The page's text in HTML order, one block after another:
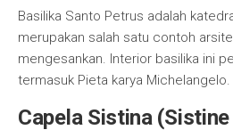
Basilika Santo Petrus adalah
merupakan salah satu contoh
mengesankan. Interior basilika ini
termasuk Pieta karya Michelangelo.
Capela Sistina